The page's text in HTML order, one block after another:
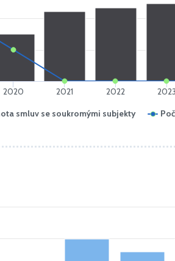
smluv se soukromými subjekty
2020 2021 2022 2023